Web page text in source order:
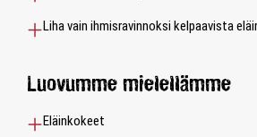
Liha vain ihmisravinnoksi kelpaavista
Luovumme mielellämme
Eläinkokeet